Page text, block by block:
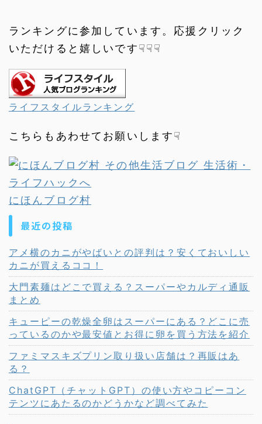
ランキングに参加しています。応援クリック
いただけると嬉しいです☟☟☟
ライフスタイルランキング
こちらもあわせてお願いします☟
にほんブログ村
最近の投稿
アメ横のカニがやばいとの評判は？安くておいしい
カニが買えるココ！
大門素麺はどこで買える？スーパーやカルディ通販
まとめ
キューピーの乾燥全卵はスーパーにある？どこに売
っているのかや最安値とお得に卵を買う方法を紹介
ファミマスキズプリン取り扱い店舗は？再販はあ
る？
ChatGPT（チャットGPT）の使い方やコピーコン
テンツにあたるのかどうかなど調べてみた